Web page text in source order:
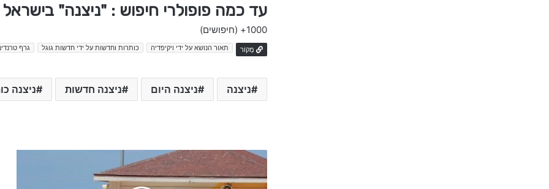
עד כמה פופולרי חיפוש : "ניצנה" בישראל
1000+ (חיפושים)
מָקוֹר תאור הנושא על ידי ויקיפדיה כותרות וחדשות על ידי חדשות גוגל גרף
ניצנה ניצנה היום ניצנה חדשות ניצנה
כ
ל
ה